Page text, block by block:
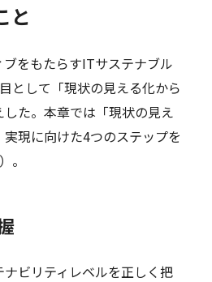
と
をもたらすITサステナブル
として「現状の見える化から
た。本章では「現状の見え
現に向けた4つのステップを
。
ビリティレベルを正しく把